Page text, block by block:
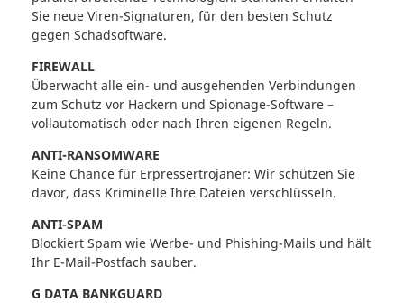
Sie neue Viren-Signaturen, für den besten Schutz
gegen Schadsoftware.
FIREWALL
Überwacht alle ein- und ausgehenden Verbindungen
zum Schutz vor Hackern und Spionage-Software –
vollautomatisch oder nach Ihren eigenen Regeln.
ANTI-RANSOMWARE
Keine Chance für Erpressertrojaner: Wir schützen Sie
davor, dass Kriminelle Ihre Dateien verschlüsseln.
ANTI-SPAM
Blockiert Spam wie Werbe- und Phishing-Mails und hält
Ihr E-Mail-Postfach sauber.
G DATA BANKGUARD